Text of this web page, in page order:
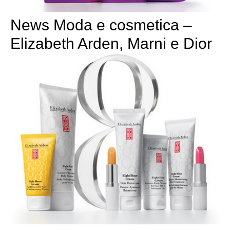
News Moda e cosmetica –
Elizabeth Arden, Marni e Dior